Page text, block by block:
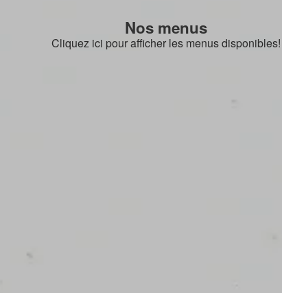
Nos menus
Cliquez ici pour afficher les menus disponibles!